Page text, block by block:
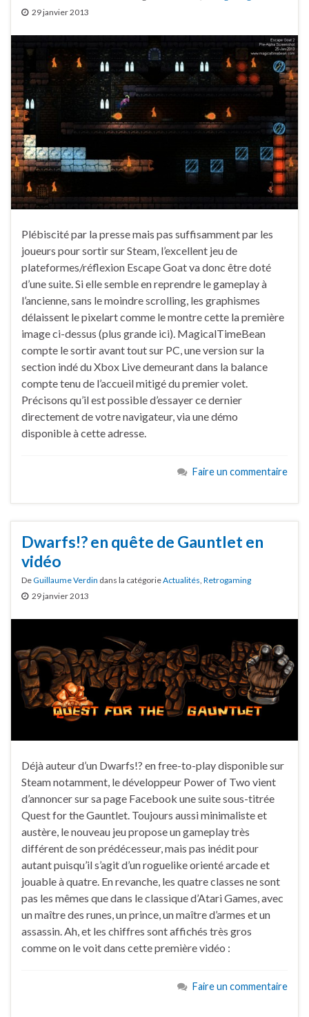
29 janvier 2013
Plébiscité par la presse mais pas suffisamment par les
joueurs pour sortir sur Steam, l’excellent jeu de
plateformes/réflexion Escape Goat va donc être doté
d’une suite. Si elle semble en reprendre le gameplay à
l’ancienne, sans le moindre scrolling, les graphismes
délaissent le pixelart comme le montre cette la première
image ci-dessus (plus grande ici). MagicalTimeBean
compte le sortir avant tout sur PC, une version sur la
section indé du Xbox Live demeurant dans la balance
compte tenu de l’accueil mitigé du premier volet.
Précisons qu’il est possible d’essayer ce dernier
directement de votre navigateur, via une démo
disponible à cette adresse.
Faire un commentaire
Dwarfs!? en quête de Gauntlet en
vidéo
DeGuillaume Verdin dans la catégorieActualités Retrogaming
29 janvier 2013
Déjà auteur d’un Dwarfs!? en free-to-play disponible sur
Steam notamment, le développeur Power of Two vient
d’annoncer sur sa page Facebook une suite sous-titrée
Quest for the Gauntlet. Toujours aussi minimaliste et
austère, le nouveau jeu propose un gameplay très
différent de son prédécesseur, mais pas inédit pour
autant puisqu’il s’agit d’un roguelike orienté arcade et
jouable à quatre. En revanche, les quatre classes ne sont
pas les mêmes que dans le classique d’Atari Games, avec
un maître des runes, un prince, un maître d’armes et un
assassin. Ah, et les chiffres sont affichés très gros
comme on le voit dans cette première vidéo :
Faire un commentaire